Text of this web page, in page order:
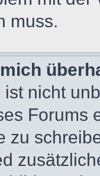
muss.
nicht
Forums
zu